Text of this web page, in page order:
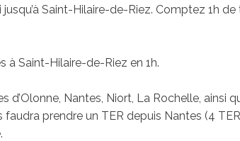
Saint-Hilaire-de-Riez. Comptez 1h
à Saint-Hilaire-de-Riez en 1h.
d’Olonne, Nantes, Niort, La Rochelle, ainsi
prendre un TER depuis Nantes (4